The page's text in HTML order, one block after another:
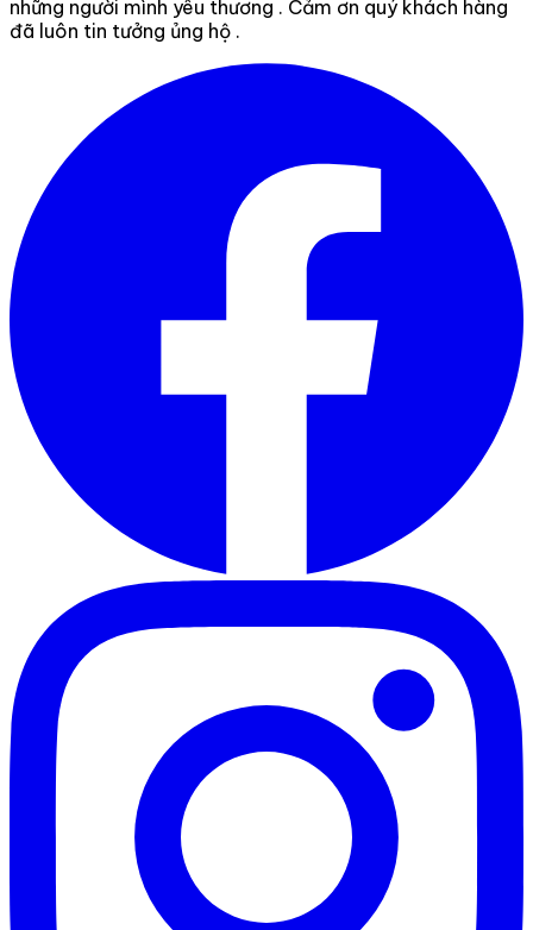
những người mình yêu thương . Cảm ơn quý khách hàng
đã luôn tin tưởng ủng hộ .